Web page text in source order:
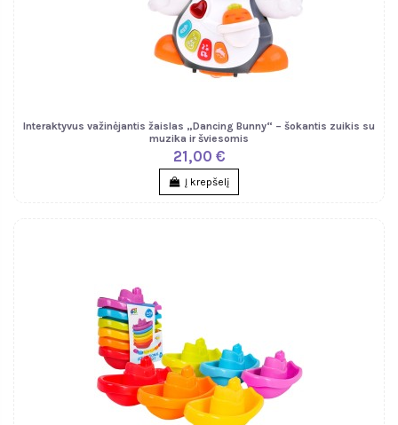
Interaktyvus važinėjantis žaislas „Dancing Bunny“ – šokantis zuikis su
muzika ir šviesomis
21,00 €
Į krepšelį